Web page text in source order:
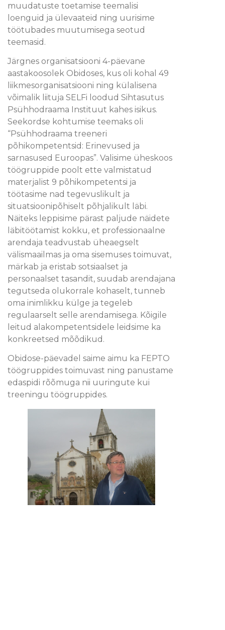
muudatuste toetamise teemalisi
loenguid ja ülevaateid ning uurisime
töötubades muutumisega seotud
teemasid.
Järgnes organisatsiooni 4-päevane
aastakoosolek Obidoses, kus oli kohal 49
liikmesorganisatsiooni ning külalisena
võimalik liituja SELFi loodud Sihtasutus
Psühhodraama Instituut kahes isikus.
Seekordse kohtumise teemaks oli
“Psühhodraama treeneri
põhikompetentsid: Erinevused ja
sarnasused Euroopas”. Valisime üheskoos
töögruppide poolt ette valmistatud
materjalist 9 põhikompetentsi ja
töötasime nad tegevuslikult ja
situatsioonipõhiselt põhjalikult läbi.
Näiteks leppisime pärast paljude näidete
läbitöötamist kokku, et professionaalne
arendaja teadvustab üheaegselt
välismaailmas ja oma sisemuses toimuvat,
märkab ja eristab sotsiaalset ja
personaalset tasandit, suudab arendajana
tegutseda olukorrale kohaselt, tunneb
oma inimlikku külge ja tegeleb
regulaarselt selle arendamisega. Kõigile
leitud alakompetentsidele leidsime ka
konkreetsed mõõdikud.
Obidose-päevadel saime aimu ka FEPTO
töögruppides toimuvast ning panustame
edaspidi rõõmuga nii uuringute kui
treeningu töögruppides.